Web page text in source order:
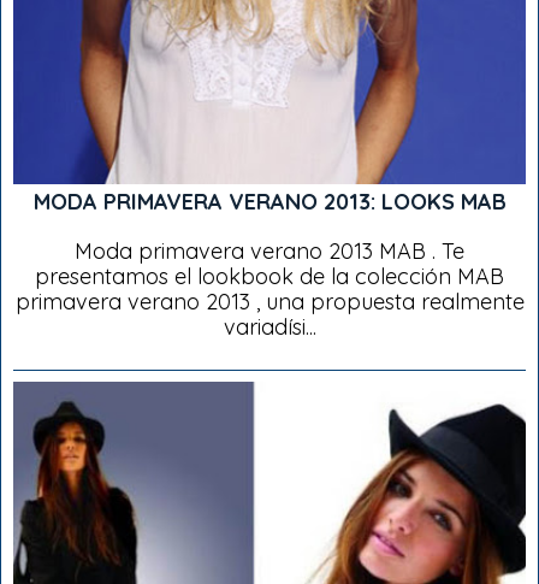
MODA PRIMAVERA VERANO 2013: LOOKS MAB
Moda primavera verano 2013 MAB . Te
presentamos el lookbook de la colección MAB
primavera verano 2013 , una propuesta realmente
variadísi...